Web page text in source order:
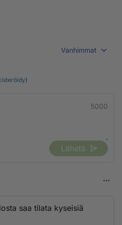
Vanhimmat
)
5000
Lähetä
saa tilata kyseisiä